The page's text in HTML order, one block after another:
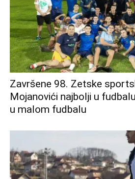
Završene 98. Zetske
Mojanovići najbolji u
u malom fudbalu